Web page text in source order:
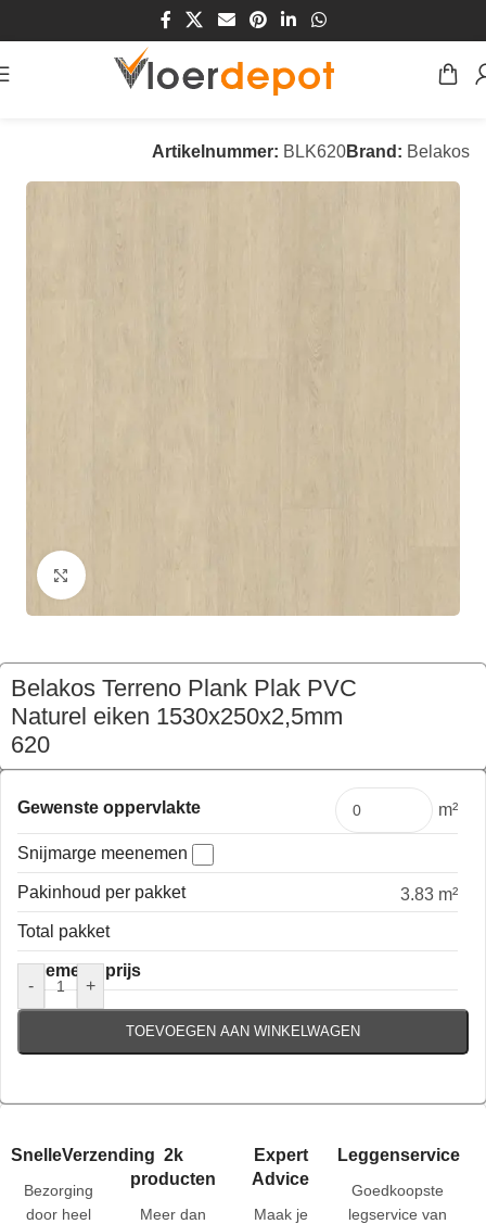
/Vloeren/PVC Vloeren
Artikelnummer: BLK620Brand: Belakos
Klik om te vergroten
Belakos Terreno Plank Plak PVC
Naturel eiken 1530x250x2,5mm
620
€214,90 Pakket
Gewenste oppervlakte m²
Snijmarge meenemen
Pakinhoud per pakket
3.83 m²
Total pakket
Algemene prijs
-
+
TOEVOEGEN AAN WINKELWAGEN
SnelleVerzending
Bezorging
door heel
2k
producten
Meer dan
Expert
Advice
Maak je
Leggenservice
Goedkoopste
legservice van